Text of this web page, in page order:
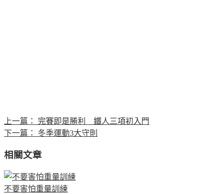
上一篇：
完賽即是勝利 鐵人三項初入門
下一篇：
冬季運動3大守則
相關文章
不要害怕重量訓練